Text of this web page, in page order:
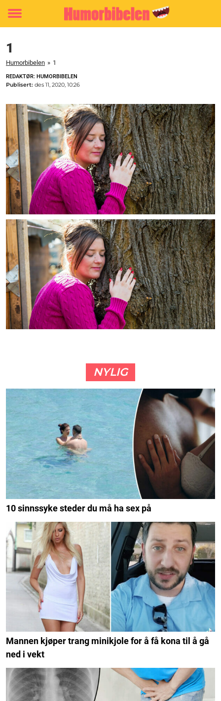
Toggle
1
Humorbibelen » 1
REDAKTØR: HUMORBIBELEN
Publisert: des 11, 2020, 10:26
NYLIG
10 sinnssyke steder du må ha sex på
Mannen kjøper trang minikjole for å få kona til å gå
ned i vekt